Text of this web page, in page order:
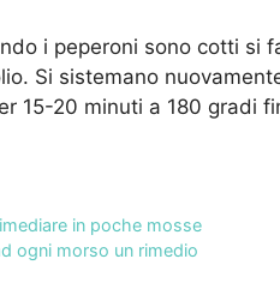
i peperoni sono cotti si
Si sistemano
15-20 minuti a 180 gradi
in poche mosse
ogni morso un rimedio